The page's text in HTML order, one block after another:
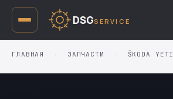
DSGSERVICE
ГЛАВНАЯ ЗАПЧАСТИ ŠKODA YETI